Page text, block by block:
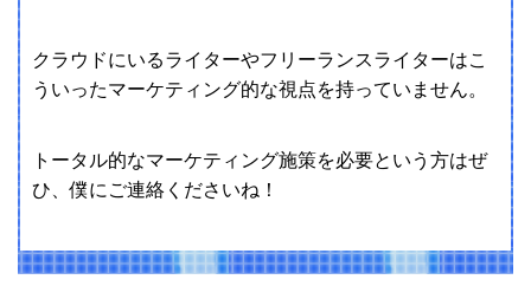
クラウドにいるライターやフリーランスライターはこ
ういったマーケティング的な視点を持っていません。
トータル的なマーケティング施策を必要という方はぜ
ひ、僕にご連絡くださいね！